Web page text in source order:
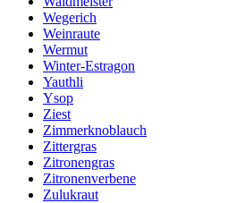
Wegerich
Weinraute
Wermut
Winter-Estragon
Yauthli
Ysop
Ziest
Zimmerknoblauch
Zittergras
Zitronengras
Zitronenverbene
Zulukraut